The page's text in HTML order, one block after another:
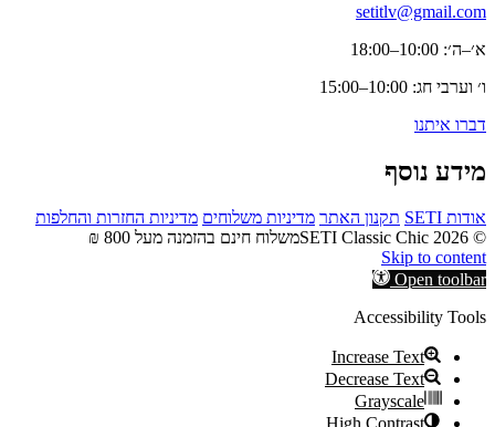
setitlv@gmail.com
א׳–ה׳: 10:00–18:00
ו׳ וערבי חג: 10:00–15:00
דברו איתנו
מידע נוסף
אודות SETI תקנון האתר מדיניות משלוחים מדיניות החזרות והחלפות
© 2026 SETI Classic Chic
משלוח חינם בהזמנה מעל 800 ₪
Skip to content
Open toolbar
Accessibility Tools
Increase Text
Decrease Text
Grayscale